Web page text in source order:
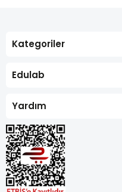
Kategoriler
Edulab
Yardım